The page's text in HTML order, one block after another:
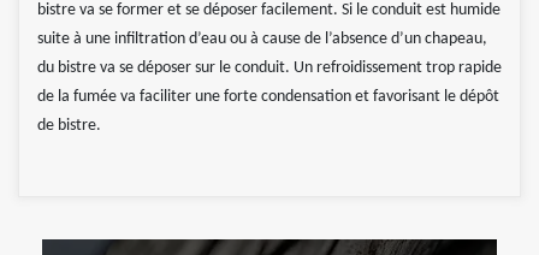
bistre va se former et se déposer facilement. Si le conduit est humide
suite à une infiltration d’eau ou à cause de l’absence d’un chapeau,
du bistre va se déposer sur le conduit. Un refroidissement trop rapide
de la fumée va faciliter une forte condensation et favorisant le dépôt
de bistre.